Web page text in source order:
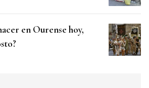
en Ourense hoy,